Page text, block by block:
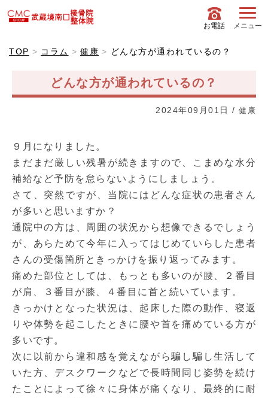
お電話 メニュー
TOP コラム 健康 どんな方が通われているの？
どんな方が通われているの？
2024年09月01日 / 健康
９月になりました。
まだまだ厳しい残暑が続きますので、こまめな水分
補給など予防を怠らないようにしましょう。
さて、突然ですが、当院にはどんな症状の患者さん
が多いと思いますか？
通院中の方は、周囲の状況から想像できるでしょう
が、あらためて今年に入ってはじめていらした患者
さんの受傷箇所ときっかけを振り返ってみます。
痛めた部位としては、もっとも多いのが腰、２番目
が肩、３番目が膝、４番目に首と続いています。
きっかけとなった状況は、起床した際の動作、寝返
りや体勢を起こしたときに腰や首を痛めている方が
多いです。
次に以前から違和感を覚えながら騙し騙し生活して
いた方、デスクワークなどで長時間同じ姿勢を続け
たことによって徐々に身体が痛くなり、最終的に耐